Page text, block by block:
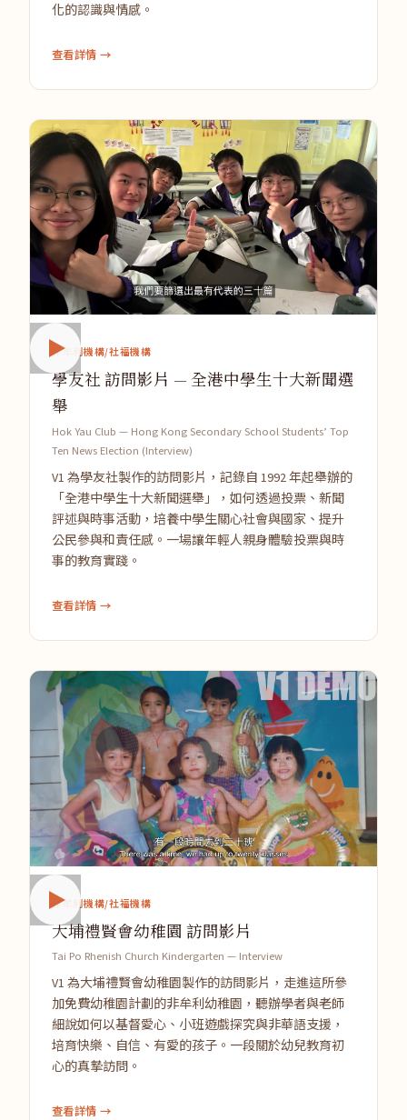
化的認識與情感。
查看詳情 →
非牟利機構/社福機構
學友社 訪問影片 — 全港中學生十大新聞選
舉
Hok Yau Club — Hong Kong Secondary School Students’ Top
Ten News Election (Interview)
V1 為學友社製作的訪問影片，記錄自 1992 年起舉辦的
「全港中學生十大新聞選舉」，如何透過投票、新聞
評述與時事活動，培養中學生關心社會與國家、提升
公民參與和責任感。一場讓年輕人親身體驗投票與時
事的教育實踐。
查看詳情 →
非牟利機構/社福機構
大埔禮賢會幼稚園 訪問影片
Tai Po Rhenish Church Kindergarten — Interview
V1 為大埔禮賢會幼稚園製作的訪問影片，走進這所參
加免費幼稚園計劃的非牟利幼稚園，聽辦學者與老師
細說如何以基督愛心、小班遊戲探究與非華語支援，
培育快樂、自信、有愛的孩子。一段關於幼兒教育初
心的真摯訪問。
查看詳情 →